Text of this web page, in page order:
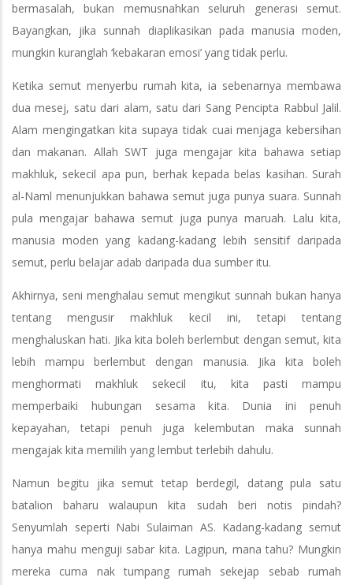
bermasalah, bukan memusnahkan seluruh generasi semut.
Bayangkan, jika sunnah diaplikasikan pada manusia moden,
mungkin kuranglah ‘kebakaran emosi’ yang tidak perlu.
Ketika semut menyerbu rumah kita, ia sebenarnya membawa
dua mesej, satu dari alam, satu dari Sang Pencipta Rabbul Jalil.
Alam mengingatkan kita supaya tidak cuai menjaga kebersihan
dan makanan. Allah SWT juga mengajar kita bahawa setiap
makhluk, sekecil apa pun, berhak kepada belas kasihan. Surah
al-Naml menunjukkan bahawa semut juga punya suara. Sunnah
pula mengajar bahawa semut juga punya maruah. Lalu kita,
manusia moden yang kadang-kadang lebih sensitif daripada
semut, perlu belajar adab daripada dua sumber itu.
Akhirnya, seni menghalau semut mengikut sunnah bukan hanya
tentang mengusir makhluk kecil ini, tetapi tentang
menghaluskan hati. Jika kita boleh berlembut dengan semut, kita
lebih mampu berlembut dengan manusia. Jika kita boleh
menghormati makhluk sekecil itu, kita pasti mampu
memperbaiki hubungan sesama kita. Dunia ini penuh
kepayahan, tetapi penuh juga kelembutan maka sunnah
mengajak kita memilih yang lembut terlebih dahulu.
Namun begitu jika semut tetap berdegil, datang pula satu
batalion baharu walaupun kita sudah beri notis pindah?
Senyumlah seperti Nabi Sulaiman AS. Kadang-kadang semut
hanya mahu menguji sabar kita. Lagipun, mana tahu? Mungkin
mereka cuma nak tumpang rumah sekejap sebab rumah